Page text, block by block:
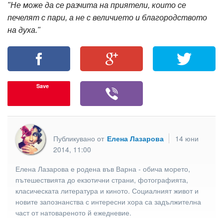
"Не може да се разчита на приятели, които се
печелят с пари, а не с величието и благородството
на духа."
Save
Публикувано от Елена Лазарова
14 юни
2014, 11:00
Елена Лазарова е родена във Варна - обича морето,
пътешествията до екзотични страни, фотографията,
класическата литература и киното. Социалният живот и
новите запознанства с интересни хора са задължителна
част от натовареното й ежедневие.